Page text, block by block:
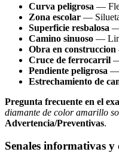
Curva peligrosa —
Zona escolar —
Superficie resbalosa —
Camino sinuoso —
Obra en construccion
Cruce de ferrocarril
Pendiente peligrosa —
Estrechamiento de
Pregunta frecuente en el
diamante de color amarillo
Advertencia/Preventivas.
Senales informativas y